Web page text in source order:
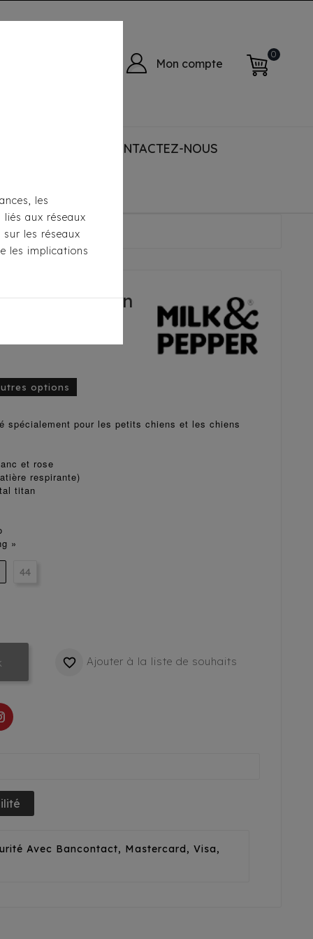
Mon compte
0
CONTACTEZ-NOUS
Rose
- Loan
options
spécialement pour les petits chiens et les chiens
et rose
respirante)
titan
»
44
 Ajouter à la liste de souhaits
Avec Bancontact, Mastercard, Visa,
les
aux réseaux
les réseaux
les implications